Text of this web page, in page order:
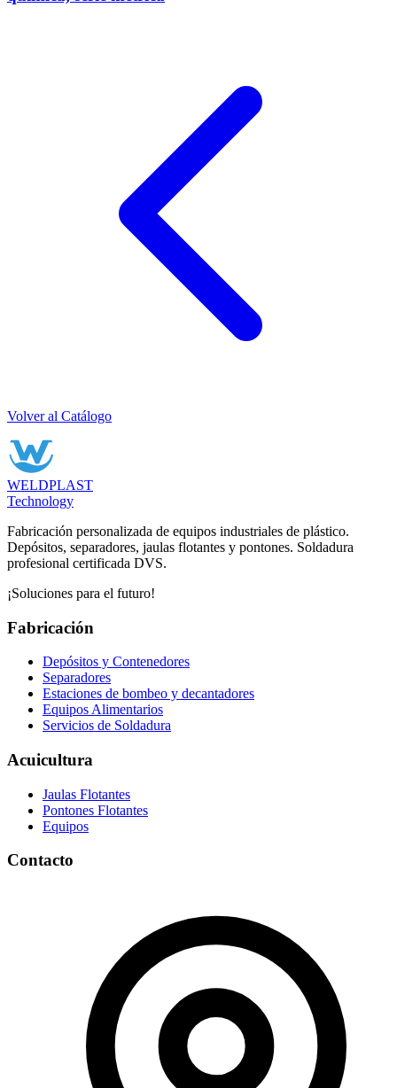
Volver al Catálogo
WELDPLAST
Technology
Fabricación personalizada de equipos industriales de plástico.
Depósitos, separadores, jaulas flotantes y pontones. Soldadura
profesional certificada DVS.
¡Soluciones para el futuro!
Fabricación
Depósitos y Contenedores
Separadores
Estaciones de bombeo y decantadores
Equipos Alimentarios
Servicios de Soldadura
Acuicultura
Jaulas Flotantes
Pontones Flotantes
Equipos
Contacto